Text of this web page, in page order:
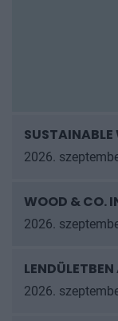
2026.
WOOD & CO.
2026.
2026